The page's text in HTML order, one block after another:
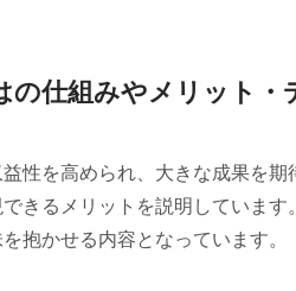
の仕組みやメリット・
性を高められ、大きな成果を
きるメリットを説明していま
抱かせる内容となっています。